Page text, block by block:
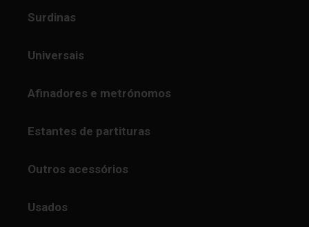
Surdinas
Universais
Afinadores e metrónomos
Estantes de partituras
Outros acessórios
Usados